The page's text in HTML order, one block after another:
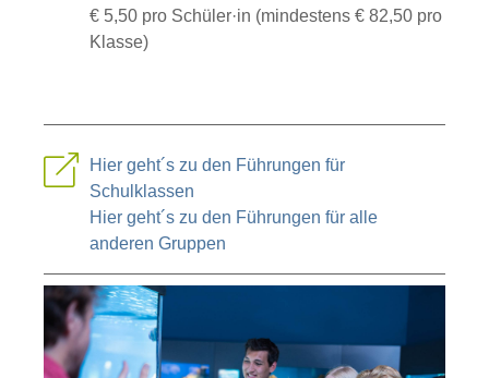
€ 5,50 pro Schüler·in (mindestens € 82,50 pro
Klasse)
Hier geht´s zu den Führungen für
Schulklassen
Hier geht´s zu den Führungen für alle
anderen Gruppen